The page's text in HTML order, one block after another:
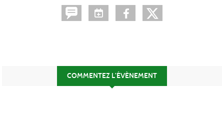
COMMENTEZ L’ÉVÈNEMENT